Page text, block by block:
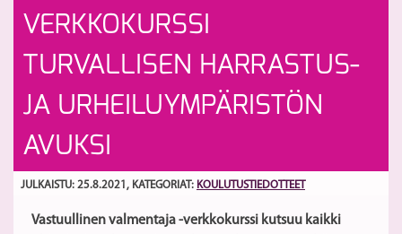
VERKKOKURSSI
TURVALLISEN HARRASTUS-
JA URHEILUYMPÄRISTÖN
AVUKSI
JULKAISTU: 25.8.2021 , KATEGORIAT: KOULUTUSTIEDOTTEET
Vastuullinen valmentaja -verkkokurssi kutsuu kaikki